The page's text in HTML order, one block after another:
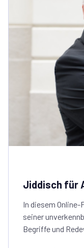
Jiddisch für
In diesem
seiner
Begriffe und